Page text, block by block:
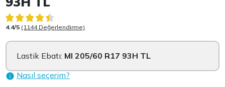
4.4/5 (1144 Değerlendirme)
Lastik Ebatı: MI 205/60 R17 93H TL
Nasıl seçerim?